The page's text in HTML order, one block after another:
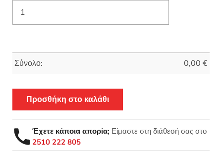
Σύνολο: 0,00 €
Προσθήκη στο καλάθι
Έχετε κάποια απορία; Είμαστε στη διάθεσή σας στο
2510 222 805